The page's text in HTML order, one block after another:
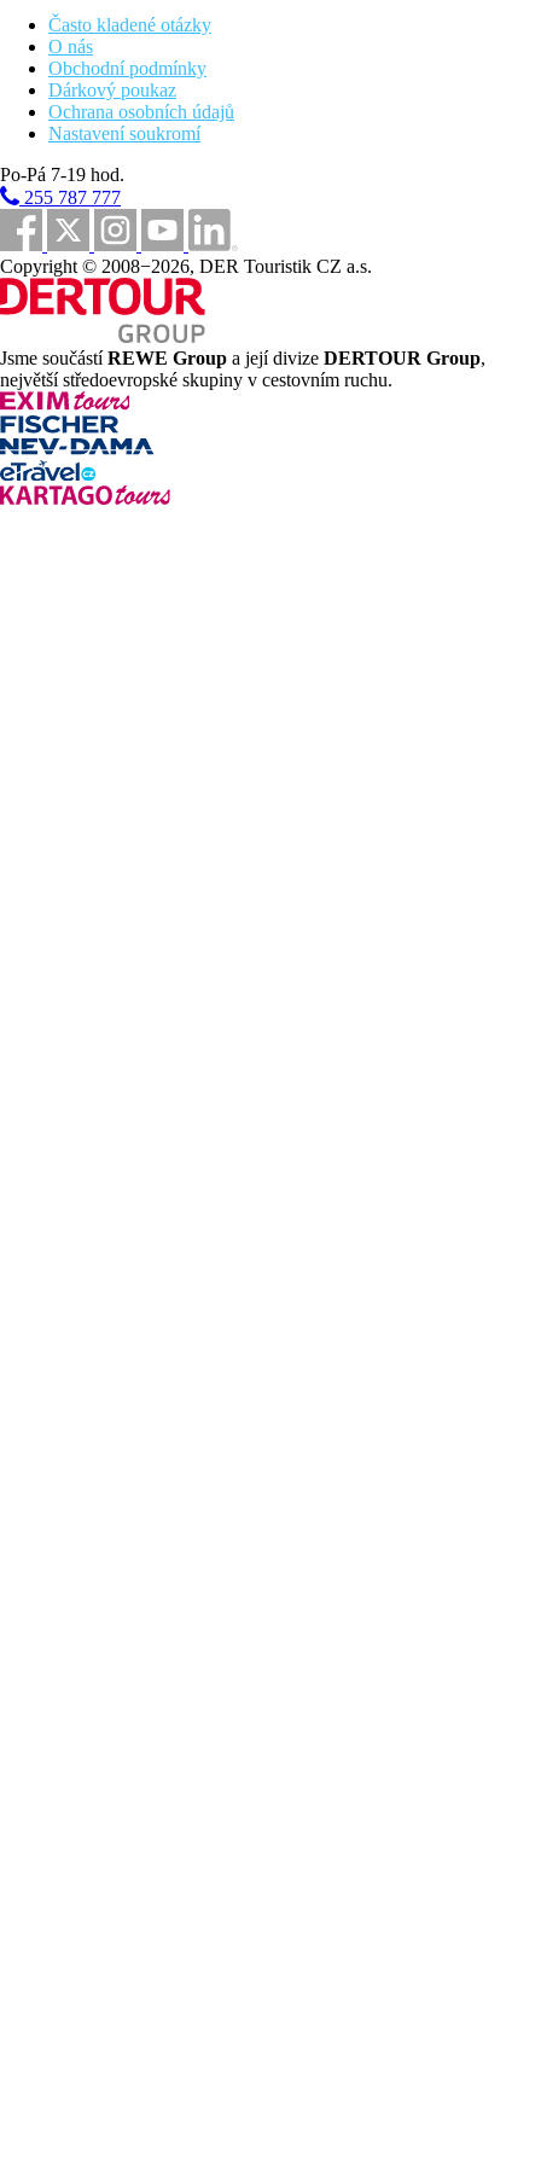
Poznámka
V Řecku je povinnost hradit klimatickou taxu v závislosti na
kategorii hotelu. Taxa není zahrnuta v ceně zájezdu a musí být
uhrazena klientem přímo na recepci hotelu. Rozsah a kvalita
uvedených služeb a aktivit může být ovlivněna zavedením
případných hygienických či protiepidemických opatření v dané
destinaci.
Vzdálenosti
50 m
Vzdálenost k pláži
Plážová dovolená
Fotogalerie
Často kladené otázky
O nás
Obchodní podmínky
Dárkový poukaz
Ochrana osobních údajů
Nastavení soukromí
Po-Pá 7-19 hod.
255 787 777
Copyright © 2008−2026, DER Touristik CZ a.s.
Jsme součástíREWE Group a její divize DERTOUR Group,
největší středoevropské skupiny v cestovním ruchu.